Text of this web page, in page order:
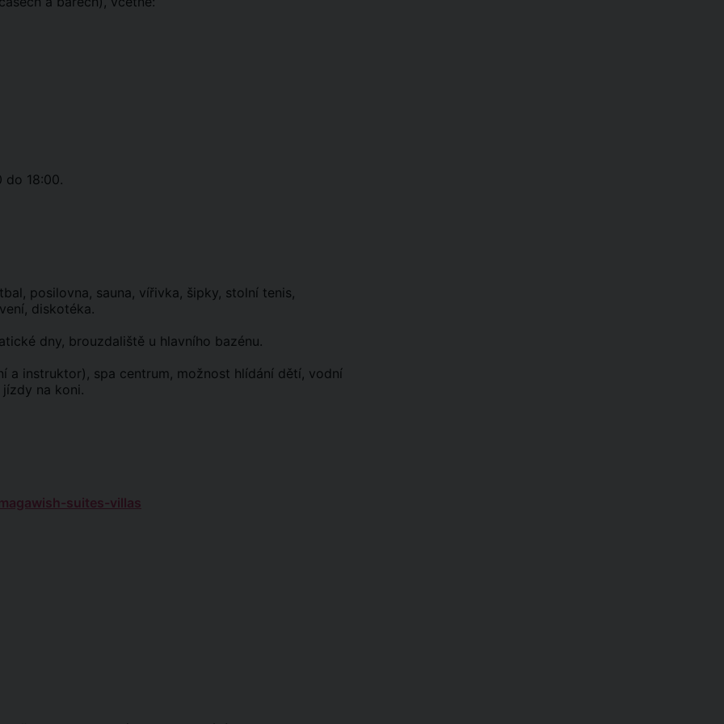
do 18:00.
posilovna, sauna, vířivka, šipky, stolní tenis,
diskotéka.
dny, brouzdaliště u hlavního bazénu.
instruktor), spa centrum, možnost hlídání dětí, vodní
na koni.
suites-villas